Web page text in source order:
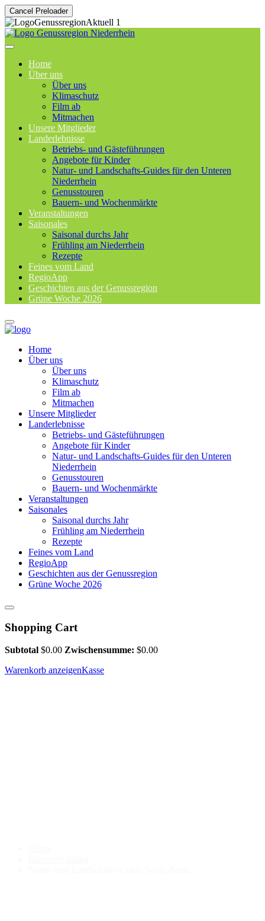
Cancel Preloader
Home
Über uns
Über uns
Klimaschutz
Film ab
Mitmachen
Unsere Mitglieder
Landerlebnisse
Betriebs- und Gästeführungen
Angebote für Kinder
Natur- und Landschafts-Guides für den Unteren
Niederrhein
Genusstouren
Bauern- und Wochenmärkte
Veranstaltungen
Saisonales
Saisonal durchs Jahr
Frühling am Niederrhein
Rezepte
Feines vom Land
RegioApp
Geschichten aus der Genussregion
Grüne Woche 2026
Home
Über uns
Über uns
Klimaschutz
Film ab
Mitmachen
Unsere Mitglieder
Landerlebnisse
Betriebs- und Gästeführungen
Angebote für Kinder
Natur- und Landschafts-Guides für den Unteren
Niederrhein
Genusstouren
Bauern- und Wochenmärkte
Veranstaltungen
Saisonales
Saisonal durchs Jahr
Frühling am Niederrhein
Rezepte
Feines vom Land
RegioApp
Geschichten aus der Genussregion
Grüne Woche 2026
Shopping Cart
Subtotal $0.00 Zwischensumme: $0.00
Warenkorb anzeigenKasse